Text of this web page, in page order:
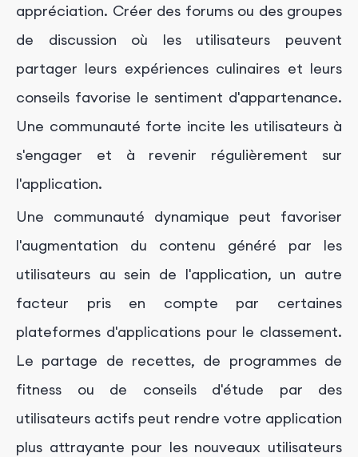
appréciation. Créer des forums ou des groupes
de discussion où les utilisateurs peuvent
partager leurs expériences culinaires et leurs
conseils favorise le sentiment d'appartenance.
Une communauté forte incite les utilisateurs à
s'engager et à revenir régulièrement sur
l'application.
Une communauté dynamique peut favoriser
l'augmentation du contenu généré par les
utilisateurs au sein de l'application, un autre
facteur pris en compte par certaines
plateformes d'applications pour le classement.
Le partage de recettes, de programmes de
fitness ou de conseils d'étude par des
utilisateurs actifs peut rendre votre application
plus attrayante pour les nouveaux utilisateurs